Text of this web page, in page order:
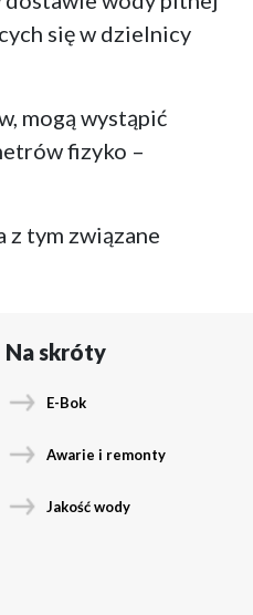
się w dzielnicy
mogą wystąpić
fizyko –
tym związane
Na skróty
E-Bok
Awarie i remonty
Jakość wody